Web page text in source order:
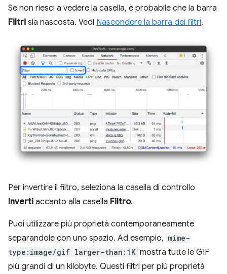
Se non riesci a vedere la casella, è probabile che la barra
Filtri sia nascosta. Vedi Nascondere la barra dei filtri.
Per invertire il filtro, seleziona la casella di controllo
Inverti accanto alla casella Filtro.
Puoi utilizzare più proprietà contemporaneamente
separandole con uno spazio. Ad esempio, mime-
type:image/gif larger-than:1K mostra tutte le GIF
più grandi di un kilobyte. Questi filtri per più proprietà